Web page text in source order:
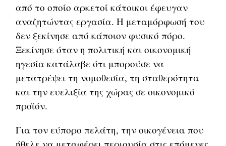
από το οποίο αρκετοί κάτοικοι έφευγαν
αναζητώντας εργασία. Η μεταμόρφωσή του
δεν ξεκίνησε από κάποιον φυσικό πόρο.
Ξεκίνησε όταν η πολιτική και οικονομική
ηγεσία κατάλαβε ότι μπορούσε να
μετατρέψει τη νομοθεσία, τη σταθερότητα
και την ευελιξία της χώρας σε οικονομικό
προϊόν.
Για τον εύπορο πελάτη, την οικογένεια που